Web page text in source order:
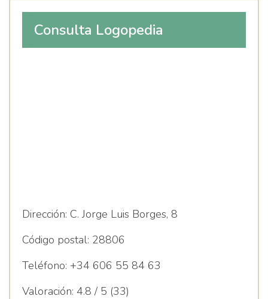
Consulta Logopedia
Dirección: C. Jorge Luis Borges, 8
Código postal: 28806
Teléfono: +34 606 55 84 63
Valoración: 4.8 / 5 (33)